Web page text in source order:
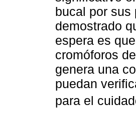
bucal por sus
demostrado
espera es
cromóforos
genera una
puedan
para el